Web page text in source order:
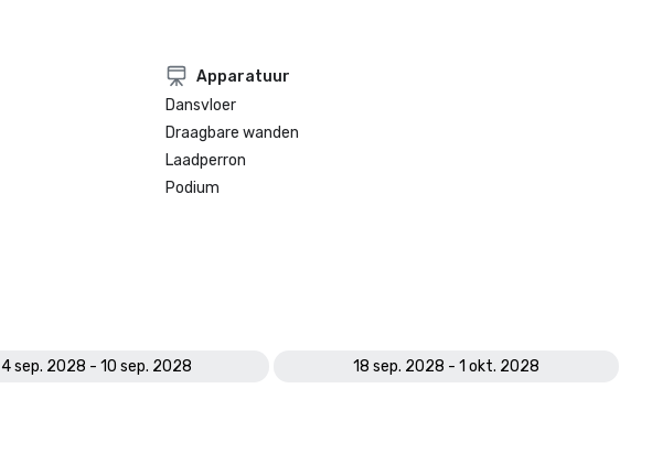
Apparatuur
Dansvloer
Draagbare wanden
Laadperron
Podium
4 sep. 2028 - 10 sep. 2028
18 sep. 2028 - 1 okt. 2028